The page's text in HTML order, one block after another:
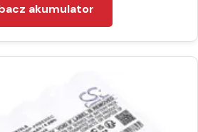
akumulator